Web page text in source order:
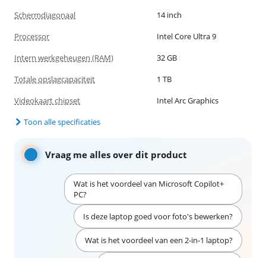
Schermdiagonaal
14 inch
Processor
Intel Core Ultra 9
Intern werkgeheugen (RAM)
32 GB
Totale opslagcapaciteit
1 TB
Videokaart chipset
Intel Arc Graphics
Toon alle specificaties
Vraag me alles over dit product
Wat is het voordeel van Microsoft Copilot+
PC?
Is deze laptop goed voor foto's bewerken?
Wat is het voordeel van een 2-in-1 laptop?